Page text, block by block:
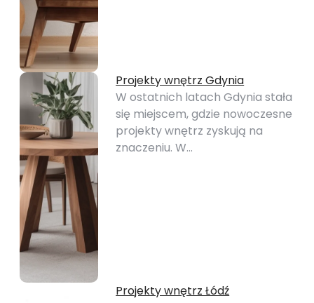
Projekty wnętrz Gdynia
W ostatnich latach Gdynia stała
się miejscem, gdzie nowoczesne
projekty wnętrz zyskują na
znaczeniu. W…
Projekty wnętrz Łódź